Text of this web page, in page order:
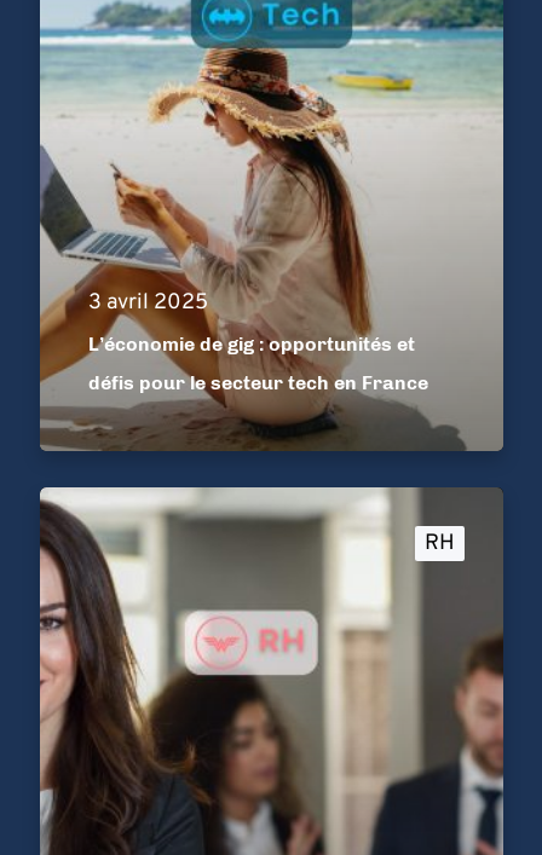
3 avril 2025
L’économie de gig : opportunités et
défis pour le secteur tech en France
RH